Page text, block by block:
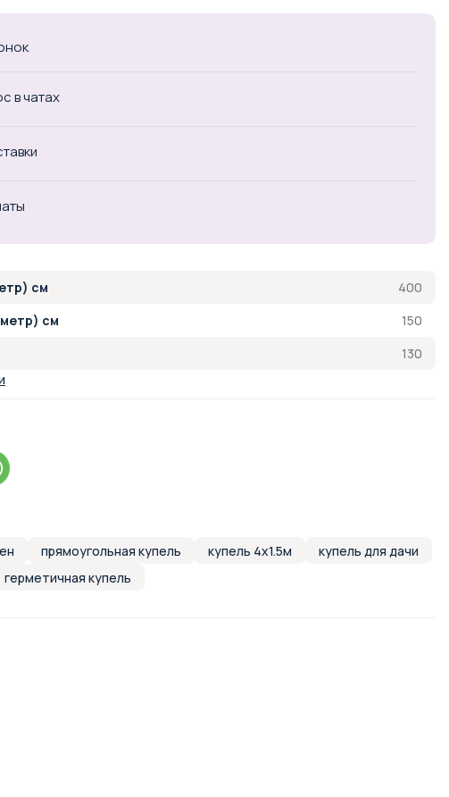
в чатах
см
400
см
150
130
прямоугольная купель купель 4х1.5м
купель для дачи
герметичная купель